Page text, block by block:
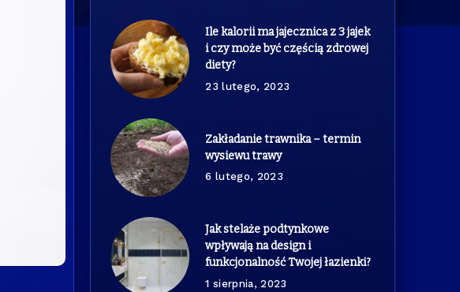
Ile kalorii ma jajecznica z 3 jajek
i czy może być częścią zdrowej
diety?
23 lutego, 2023
Zakładanie trawnika – termin
wysiewu trawy
6 lutego, 2023
Jak stelaże podtynkowe
wpływają na design i
funkcjonalność Twojej łazienki?
1 sierpnia, 2023